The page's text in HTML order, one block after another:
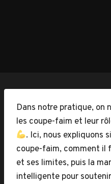
Dans notre pratique, on
les coupe-faim et leur
. Ici, nous expliquons
coupe-faim, comment il
et ses limites, puis la
intelligente pour